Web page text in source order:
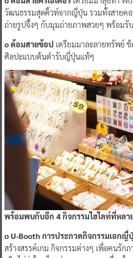
วัฒนธรรมสุดคิ้วท์จากญี่ปุ่น รวมทั้งสายค
ถ่ายรูปจึ้งๆ กับมุมถ่ายภาพสวยๆ พร้อมรั
o ด้อมสายช้อป เตรียมมาละลายทรัพย์
ศิลปะแบบต้นตำรับญี่ปุ่นแท้ๆ
พร้อมพบกับอีก 4 กิจกรรมไฮไลท์ที่หลา
o U-Booth การประกวดกิจกรรมเอกญี่
สร้างสรรค์เกม กิจกรรมต่างๆ เพื่อคนรั